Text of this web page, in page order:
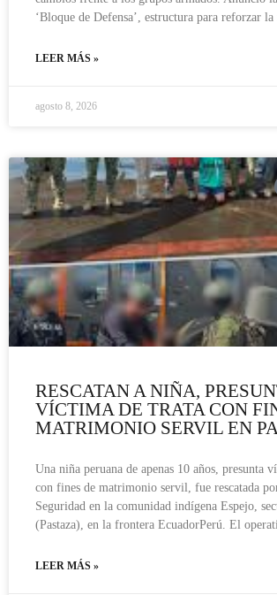
‘Bloque de Defensa’, estructura para reforzar la
LEER MÁS »
agosto 8, 2026
RESCATAN A NIÑA,
VÍCTIMA DE TRATA CON
MATRIMONIO SERVIL EN
Una niña peruana de apenas 10 años, presunta
con fines de matrimonio servil, fue rescatada
Seguridad en la comunidad indígena Espejo,
(Pastaza), en la frontera EcuadorPerú. El
LEER MÁS »